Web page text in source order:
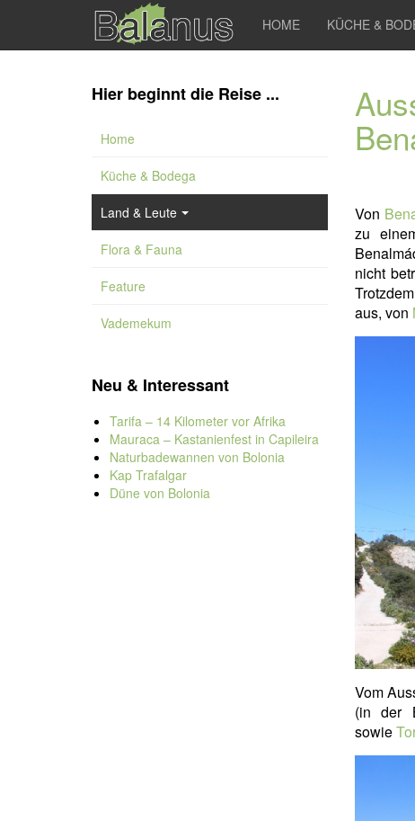
HOME KÜCHE &
Von
zu
nicht
aus, von
Vom
(in der
sowie
Hier beginnt die Reise ...
Home
Küche & Bodega
Land & Leute
Flora & Fauna
Feature
Vademekum
Neu & Interessant
Tarifa – 14 Kilometer vor Afrika
Mauraca – Kastanienfest in Capileira
Naturbadewannen von Bolonia
Kap Trafalgar
Düne von Bolonia